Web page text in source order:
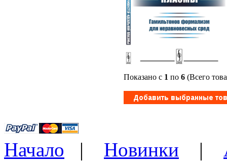
Показано с 1 по 6 (Всего
Начало | Новинки |